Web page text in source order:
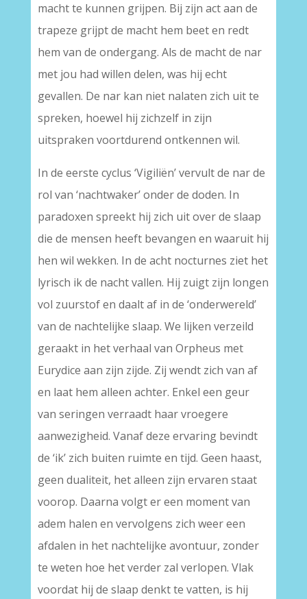
macht te kunnen grijpen. Bij zijn act aan de
trapeze grijpt de macht hem beet en redt
hem van de ondergang. Als de macht de nar
met jou had willen delen, was hij echt
gevallen. De nar kan niet nalaten zich uit te
spreken, hoewel hij zichzelf in zijn
uitspraken voortdurend ontkennen wil.
In de eerste cyclus ‘Vigiliën’ vervult de nar de
rol van ‘nachtwaker’ onder de doden. In
paradoxen spreekt hij zich uit over de slaap
die de mensen heeft bevangen en waaruit hij
hen wil wekken. In de acht nocturnes ziet het
lyrisch ik de nacht vallen. Hij zuigt zijn longen
vol zuurstof en daalt af in de ‘onderwereld’
van de nachtelijke slaap. We lijken verzeild
geraakt in het verhaal van Orpheus met
Eurydice aan zijn zijde. Zij wendt zich van af
en laat hem alleen achter. Enkel een geur
van seringen verraadt haar vroegere
aanwezigheid. Vanaf deze ervaring bevindt
de ‘ik’ zich buiten ruimte en tijd. Geen haast,
geen dualiteit, het alleen zijn ervaren staat
voorop. Daarna volgt er een moment van
adem halen en vervolgens zich weer een
afdalen in het nachtelijke avontuur, zonder
te weten hoe het verder zal verlopen. Vlak
voordat hij de slaap denkt te vatten, is hij